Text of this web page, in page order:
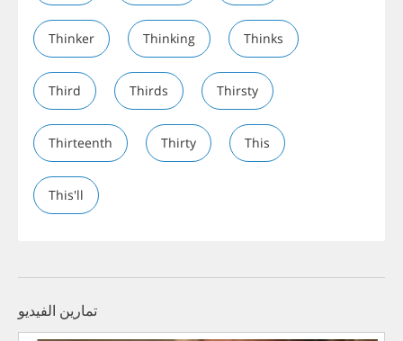
Thinker Thinking Thinks
Third Thirds Thirsty
Thirteenth Thirty This
This'll
تمارين الفيديو